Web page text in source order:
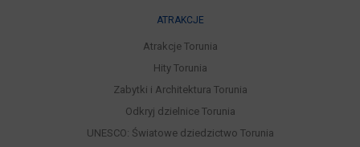
ATRAKCJE
Atrakcje Torunia
Hity Torunia
Zabytki i Architektura Torunia
Odkryj dzielnice Torunia
UNESCO: Światowe dziedzictwo Torunia